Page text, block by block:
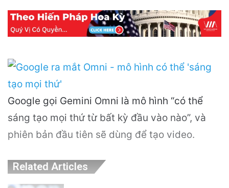
Google gọi Gemini Omni là mô hình “có thể
sáng tạo mọi thứ từ bất kỳ đầu vào nào”, và
phiên bản đầu tiên sẽ dùng để tạo video.
Related Articles